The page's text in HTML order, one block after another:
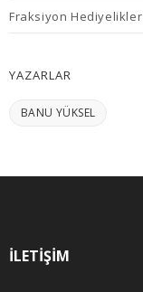
Fraksiyon Hediyelikler
YAZARLAR
BANU YÜKSEL
İLETIŞIM